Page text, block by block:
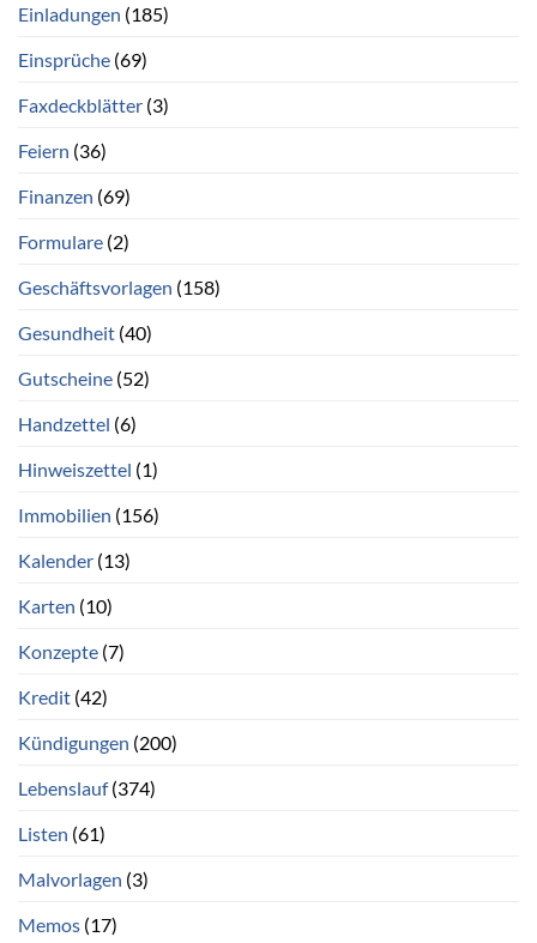
Einladungen (185)
Einsprüche (69)
Faxdeckblätter (3)
Feiern (36)
Finanzen (69)
Formulare (2)
Geschäftsvorlagen (158)
Gesundheit (40)
Gutscheine (52)
Handzettel (6)
Hinweiszettel (1)
Immobilien (156)
Kalender (13)
Karten (10)
Konzepte (7)
Kredit (42)
Kündigungen (200)
Lebenslauf(374)
Listen (61)
Malvorlagen (3)
Memos (17)